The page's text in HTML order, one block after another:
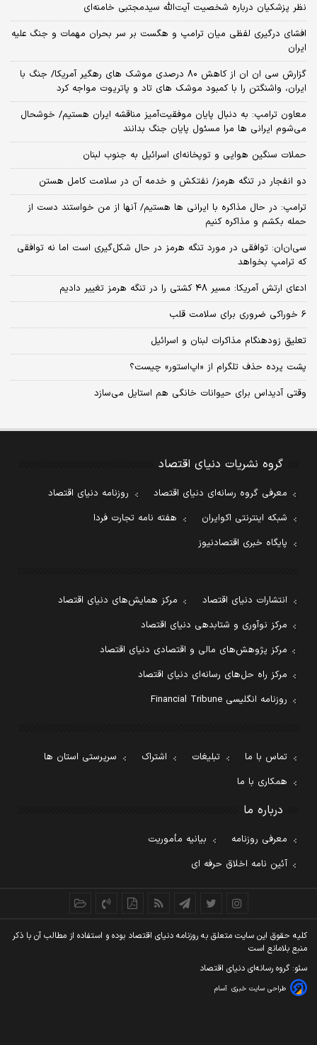
نظر پزشکیان درباره شخصیت آیت‌الله سیدمجتبی خامنه‌ای
افشای درگیری لفظی میان ترامپ و هگست بر سر بحران مهمات و جنگ علیه
ایران
گزارش سی ان ان از کاهش ۸۰ درصدی موشک های رهگیر آمریکا/ جنگ با
ایران، واشنگتن را با کمبود موشک های تاد و پاتریوت مواجه کرد
معاون ترامپ: به دنبال پایان موفقیت‌آمیز مناقشه ایران هستیم/ خوشحال
می‌شوم ایرانی ها مرا مسئول پایان جنگ بدانند
حملات سنگین هوایی و توپخانه‌ای اسرائیل به جنوب لبنان
دو انفجار در تنگه هرمز/ نفتکش و خدمه آن در سلامت کامل هستن
ترامپ: در حال مذاکره با ایرانی ها هستیم/ آنها از من خواستند دست از
حمله بکشم و مذاکره کنیم
سی‌ان‌ان: توافقی در مورد تنگه هرمز در حال شکل‌گیری است اما نه توافقی
که ترامپ بخواهد
ادعای ارتش آمریکا: مسیر ۴۸ کشتی را در تنگه هرمز تغییر دادیم
6 خوراکی ضروری برای سلامت قلب
تعلیق زودهنگام مذاکرات لبنان و اسرائیل
پشت پرده حذف تلگرام از «اپ‌استور» چیست؟
وقتی آدیداس برای حیوانات خانگی هم استایل می‌سازد
گروه نشریات دنیای اقتصاد
معرفی گروه رسانه‌ای دنیای اقتصاد
روزنامه دنیای اقتصاد
شبکه اینترنتی اکوایران
هفته نامه تجارت فردا
پایگاه خبری اقتصادنیوز
انتشارات دنیای اقتصاد
مرکز همایش‌های دنیای اقتصاد
مرکز نوآوری و شتابدهی دنیای اقتصاد
مرکز پژوهش‌های مالی و اقتصادی دنیای اقتصاد
مرکز راه حل‌های رسانه‌ای دنیای اقتصاد
روزنامه انگلیسی Financial Tribune
تماس با ما تبلیغات اشتراک
سرپرستی استان ها
همکاری با ما
درباره ما
معرفی روزنامه
بیانیه مأموریت
آئین نامه اخلاق حرفه ای
کليه حقوق اين سايت متعلق به روزنامه دنيای اقتصاد بوده و استفاده از مطالب آن با ذکر
منبع بلامانع است
سئو: گروه رسانه‌ای دنیای اقتصاد
طراحی سایت خبری آسام